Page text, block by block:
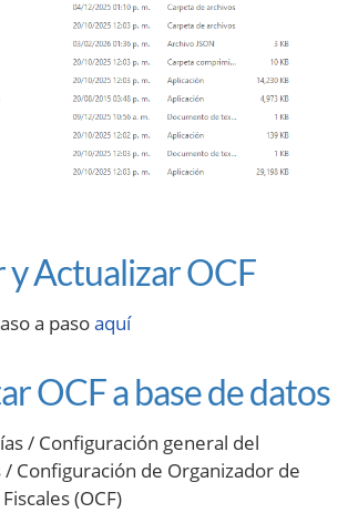
y Actualizar OCF
a pasoaquí
OCF a base de datos
/ Configuración general del
Configuración de Organizador de
(OCF)